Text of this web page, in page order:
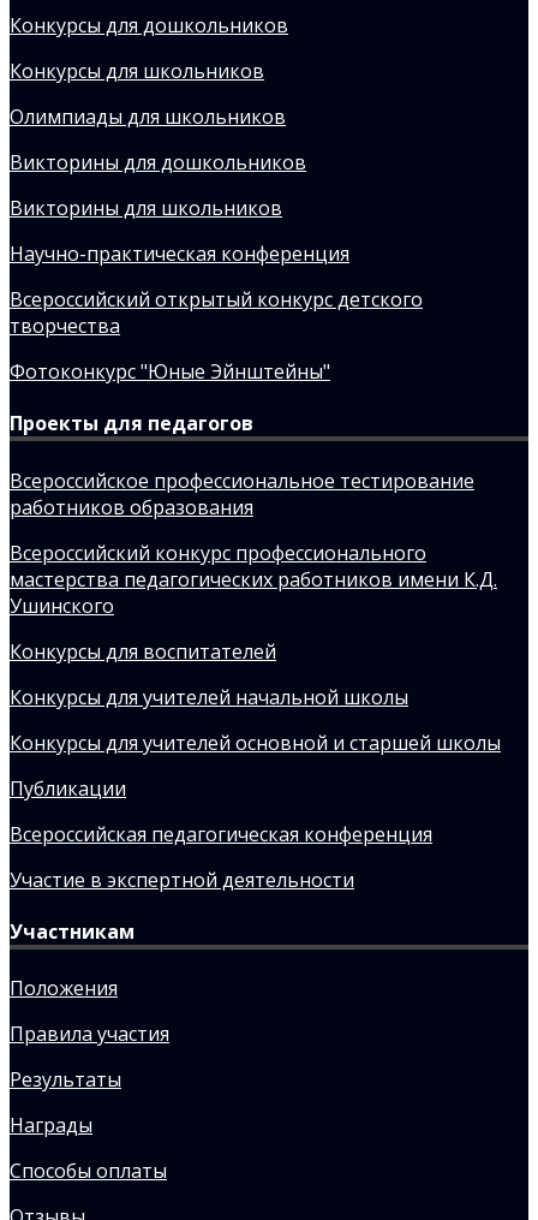
Конкурсы для дошкольников
Конкурсы для школьников
Олимпиады для школьников
Викторины для дошкольников
Викторины для школьников
Научно-практическая конференция
Всероссийский открытый конкурс детского
творчества
Фотоконкурс "Юные Эйнштейны"
Проекты для педагогов
Всероссийское профессиональное тестирование
работников образования
Всероссийский конкурс профессионального
мастерства педагогических работников имени К.Д.
Ушинского
Конкурсы для воспитателей
Конкурсы для учителей начальной школы
Конкурсы для учителей основной и старшей школы
Публикации
Всероссийская педагогическая конференция
Участие в экспертной деятельности
Участникам
Положения
Правила участия
Результаты
Награды
Способы оплаты